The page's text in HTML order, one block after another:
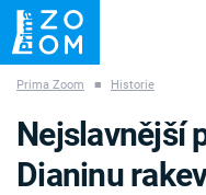
ZÁHADY VETŘELCI
Prima Zoom ■ Historie
Nejslavnější
Dianinu